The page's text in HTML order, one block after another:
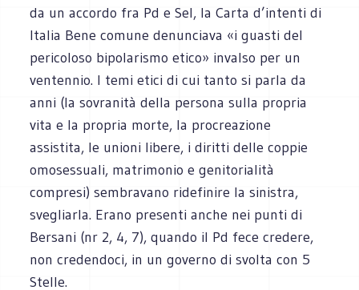
da un accordo fra Pd e Sel, la Carta d’intenti di
Italia Bene comune denunciava «i guasti del
pericoloso bipolarismo etico» invalso per un
ventennio. I temi etici di cui tanto si parla da
anni (la sovranità della persona sulla propria
vita e la propria morte, la procreazione
assistita, le unioni libere, i diritti delle coppie
omosessuali, matrimonio e genitorialità
compresi) sembravano ridefinire la sinistra,
svegliarla. Erano presenti anche nei punti di
Bersani (nr 2, 4, 7), quando il Pd fece credere,
non credendoci, in un governo di svolta con 5
Stelle.